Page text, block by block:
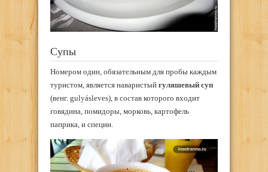
Супы
Номером один, обязательным для пробы каждым
туристом, является наваристый гуляшевый суп
(венг. gulyásleves), в состав которого входит
говядина, помидоры, морковь, картофель
паприка, и специи.